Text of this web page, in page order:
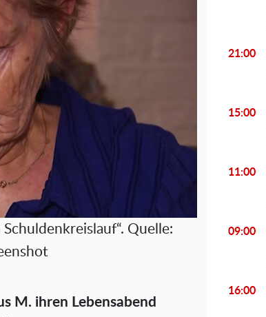
Quelle:
M. ihren Lebensabend
21:00
15:00
11:00
09:00
16:00